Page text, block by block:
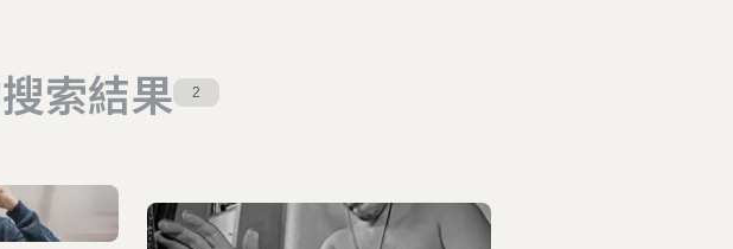
索結果 2